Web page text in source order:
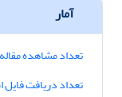
آمار
تعداد مشاهده مقاله
تعداد دریافت فایل